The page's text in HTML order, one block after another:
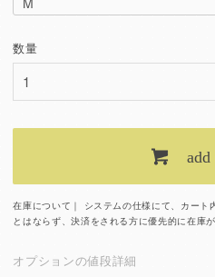
数量
add
在庫について｜ システムの仕様にて、カート
とはならず、決済をされる方に優先的に在庫
オプションの値段詳細